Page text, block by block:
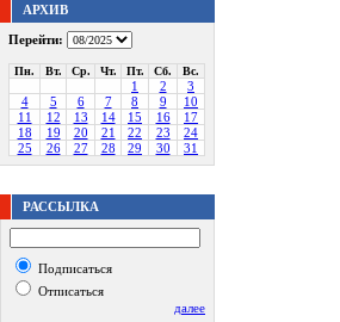
АРХИВ
Перейти:
Пн. Вт. Ср. Чт. Пт. Сб. Вс.
1 2
3
4
5 6 7 8 9
10
11
12 13 14 15 16
17
18
19 20 21 22 23
24
25
26 27 28 29 30 31
РАССЫЛКА
Подписаться
Отписаться
далее